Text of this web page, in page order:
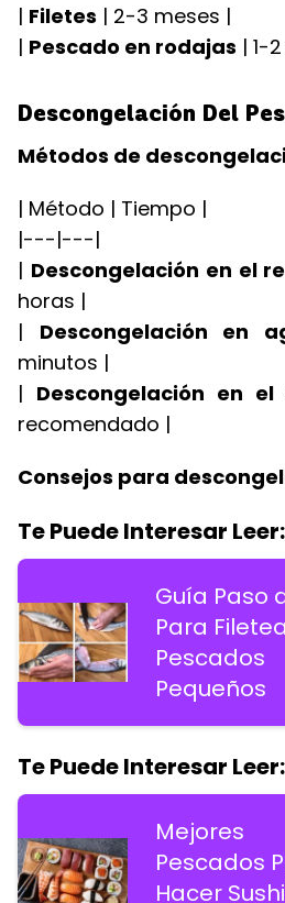
| Filetes | 2-3 meses |
| Pescado en rodajas | 1-
Descongelación Del
Métodos de
| Método | Tiempo |
|---|---|
| Descongelación en el
horas |
| Descongelación en
minutos |
| Descongelación en el
recomendado |
Consejos para
Te Puede Interesar Leer:
Guía Paso
Para
Pescados
Pequeños
Te Puede Interesar Leer:
Mejores
Pescados
Hacer